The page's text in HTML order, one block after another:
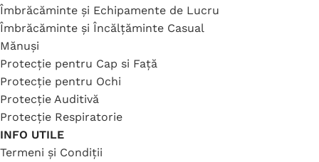
Îmbrăcăminte și Echipamente de Lucru
Îmbrăcăminte și Încălțăminte Casual
Mănuși
Protecție pentru Cap si Față
Protecție pentru Ochi
Protecție Auditivă
Protecție Respiratorie
INFO UTILE
Termeni și Condiții